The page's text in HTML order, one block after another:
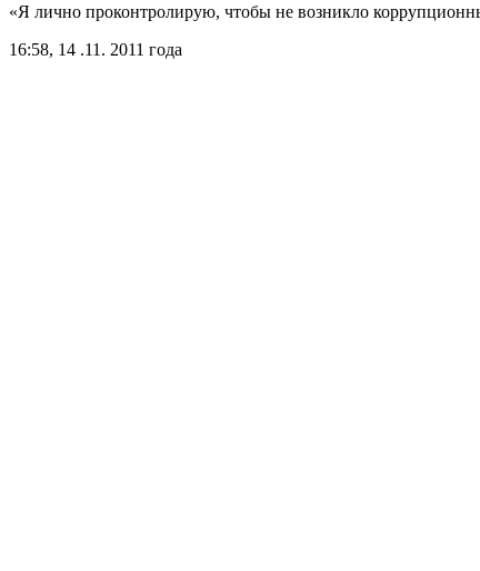
«Я лично проконтролирую, чтобы не возникло
16:58, 14 .11. 2011 года